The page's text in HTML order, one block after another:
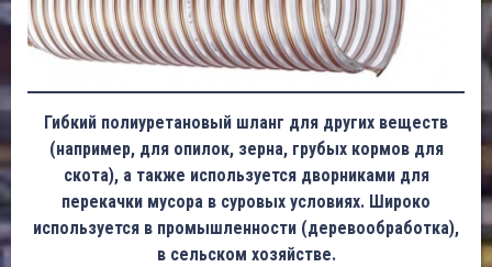
Гибкий полиуретановый шланг для других веществ
(например, для опилок, зерна, грубых кормов для
скота), а также используется дворниками для
перекачки мусора в суровых условиях. Широко
используется в промышленности (деревообработка),
в сельском хозяйстве.